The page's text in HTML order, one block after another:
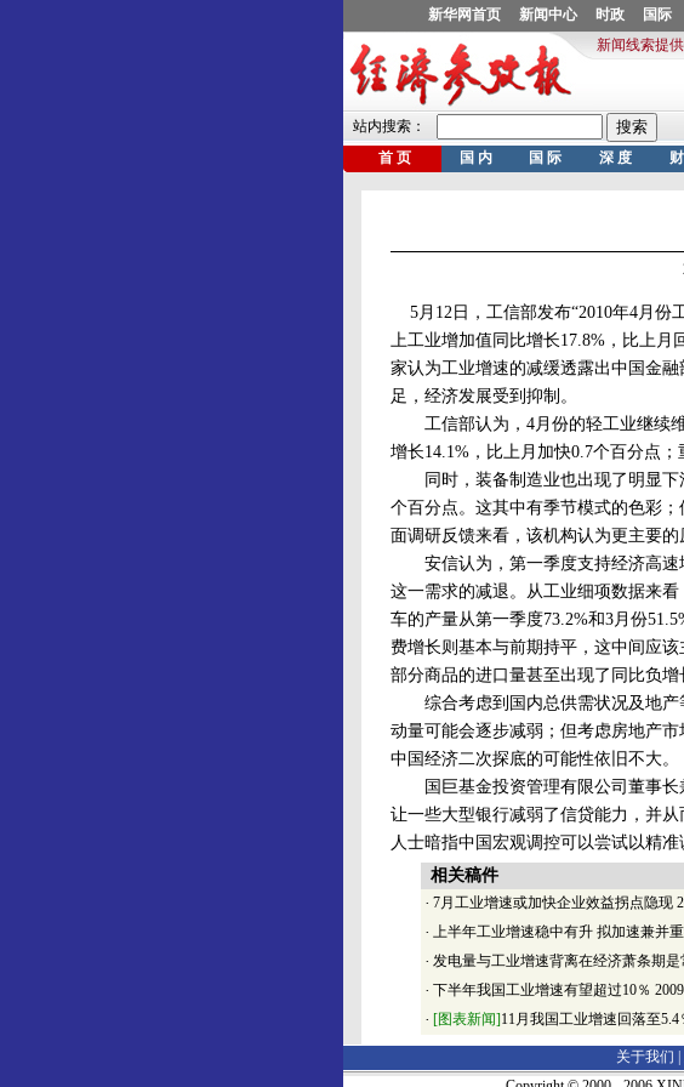
5月12日，工信部发布“2010年4月份
上工业增加值同比增长17.8%，比上月
家认为工业增速的减缓透露出中国金
足，经济发展受到抑制。
工信部认为，4月份的轻工业继续维
增长14.1%，比上月加快0.7个百分点；
同时，装备制造业也出现了明显下
个百分点。这其中有季节模式的色彩
面调研反馈来看，该机构认为更主要
安信认为，第一季度支持经济高速
这一需求的减退。从工业细项数据来
车的产量从第一季度73.2%和3月份
费增长则基本与前期持平，这中间应
部分商品的进口量甚至出现了同比负
综合考虑到国内总供需状况及地产
动量可能会逐步减弱；但考虑房地产
中国经济二次探底的可能性依旧不大。
国巨基金投资管理有限公司董事长
让一些大型银行减弱了信贷能力，并
人士暗指中国宏观调控可以尝试以精
相关稿件
· 7月工业增速或加快企业效益拐点隐现
· 上半年工业增速稳中有升 拟加速兼并
· 发电量与工业增速背离在经济萧条期是
· 下半年我国工业增速有望超过10％
· [图表新闻]11月我国工业增速回落至5.4
关于我们 |